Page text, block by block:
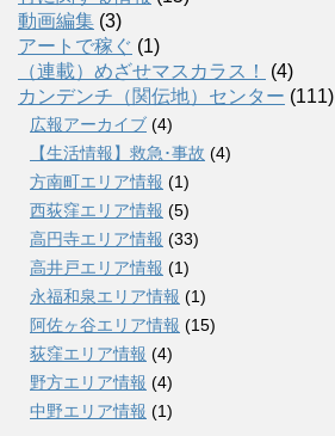
動画編集 (3)
アートで稼ぐ (1)
（連載）めざせマスカラス！
(4)
カンデンチ（関伝地）センター (111)
広報アーカイブ (4)
【生活情報】救急･事故 (4)
方南町エリア情報 (1)
西荻窪エリア情報 (5)
高円寺エリア情報 (33)
高井戸エリア情報 (1)
永福和泉エリア情報 (1)
阿佐ヶ谷エリア情報 (15)
荻窪エリア情報 (4)
野方エリア情報 (4)
中野エリア情報 (1)